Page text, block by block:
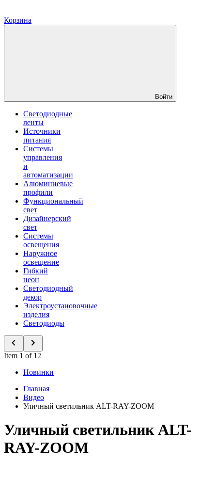
Корзина
Войти
Светодиодные
ленты
Источники
питания
Системы
управления
и
автоматизации
Алюминиевые
профили
Функциональный
свет
Дизайнерский
свет
Системы
освещения
Наружное
освещение
Гибкий
неон
Светодиодный
декор
Электроустановочные
изделия
Светодиоды
Item 1 of 12
Новинки
Главная
Видео
Уличный светильник ALT-RAY-ZOOM
Уличный светильник ALT-
RAY-ZOOM